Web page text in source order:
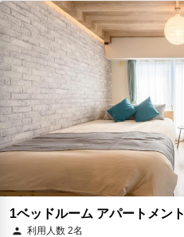
1ベッドルーム アパートメント
利用人数 2名